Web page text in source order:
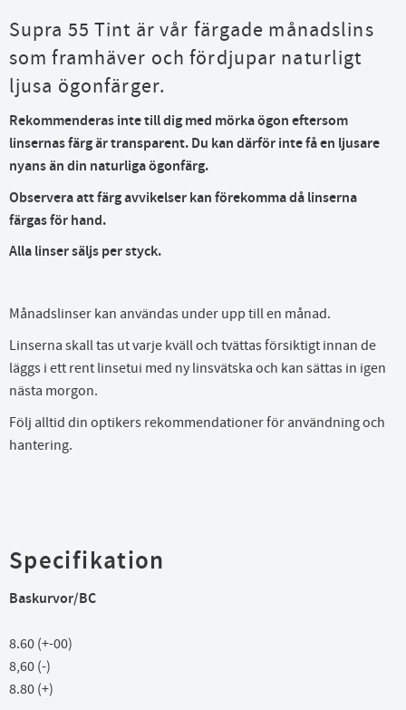
Supra 55 Tint är vår färgade månadslins
som framhäver och fördjupar naturligt
ljusa ögonfärger.
Rekommenderas inte till dig med mörka ögon eftersom
linsernas färg är transparent. Du kan därför inte få en ljusare
nyans än din naturliga ögonfärg.
Observera att färg avvikelser kan förekomma då linserna
färgas för hand.
Alla linser säljs per styck.
Månadslinser kan användas under upp till en månad.
Linserna skall tas ut varje kväll och tvättas försiktigt innan de
läggs i ett rent linsetui med ny linsvätska och kan sättas in igen
nästa morgon.
Följ alltid din optikers rekommendationer för användning och
hantering.
Specifikation
Baskurvor/BC
8.60 (+-00)
8,60 (-)
8.80 (+)